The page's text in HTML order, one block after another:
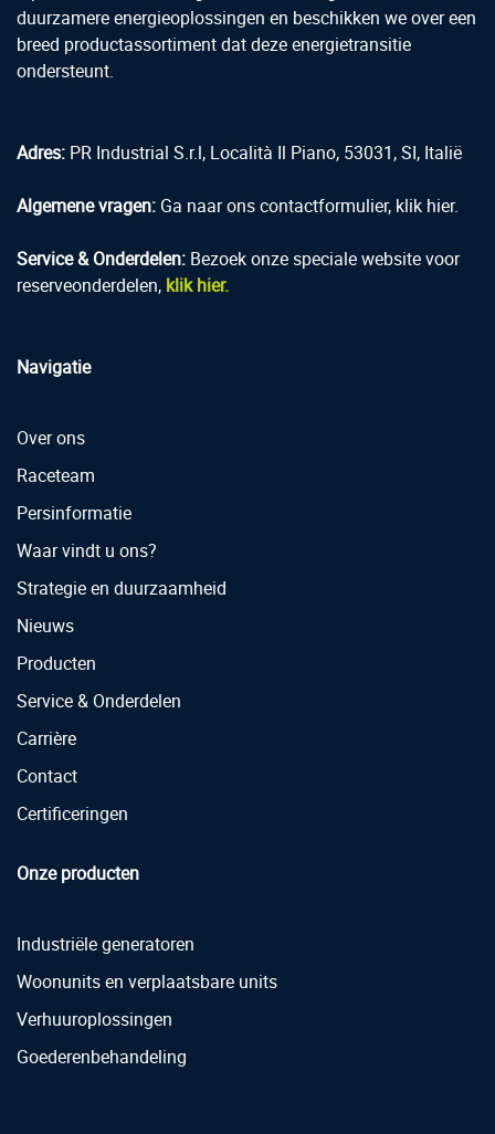
duurzamere energieoplossingen en beschikken we over een
breed productassortiment dat deze energietransitie
ondersteunt.
Adres: PR Industrial S.r.l, Località Il Piano, 53031, SI, Italië
Algemene vragen: Ga naar ons contactformulier, klik hier.
Service & Onderdelen: Bezoek onze speciale website voor
reserveonderdelen, klik hier.
Navigatie
Over ons
Raceteam
Persinformatie
Waar vindt u ons?
Strategie en duurzaamheid
Nieuws
Producten
Service & Onderdelen
Carrière
Contact
Certificeringen
Onze producten
Industriële generatoren
Woonunits en verplaatsbare units
Verhuuroplossingen
Goederenbehandeling